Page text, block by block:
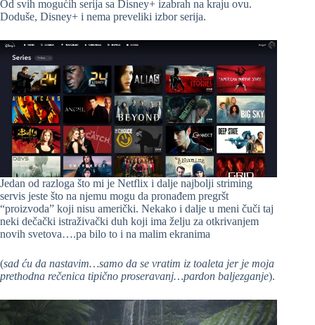
Od svih mogućih serija sa Disney+ izabrah na kraju ovu.
Doduše, Disney+ i nema preveliki izbor serija.
Jedan od razloga što mi je Netflix i dalje najbolji striming
servis jeste što na njemu mogu da pronađem pregršt
“proizvoda” koji nisu američki. Nekako i dalje u meni čuči taj
neki dečački istraživački duh koji ima želju za otkrivanjem
novih svetova….pa bilo to i na malim ekranima
(sad ću da nastavim…samo da se vratim iz toaleta jer je moja
prethodna rečenica tipično proseravanj…pardon baljezganje).